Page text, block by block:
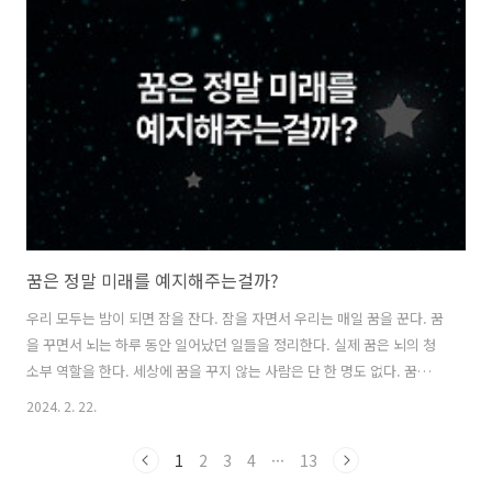
시작이 반이라는 말 뜻은 문장 그대로인 것이다. 시작이 반이라는 것이
다. 이전에는 그냥 나에게 단순한 문장이었다면, 지금은 머리로, 그리고
가슴으로 이해할 수 있는 삶의 방향 지시자 와 같은 것이다. 시작이 반이
라는 말뜻은 지금과 같이 추운 날 아침에 눈을 뜰 때부터 공감하게 된
다...
꿈은 정말 미래를 예지해주는걸까?
우리 모두는 밤이 되면 잠을 잔다. 잠을 자면서 우리는 매일 꿈을 꾼다. 꿈
을 꾸면서 뇌는 하루 동안 일어났던 일들을 정리한다. 실제 꿈은 뇌의 청
소부 역할을 한다. 세상에 꿈을 꾸지 않는 사람은 단 한 명도 없다. 꿈은
얕은 잠과 깊은 잠을 오고 가다가 REM(Rapid Eye Movement) 수면 단
생히 기억나게 되고 우리는 꿈을 꾸었다고 이야기한다. 잠에서 깰 때
2024. 2. 22.
1 2 3 4 ··· 13